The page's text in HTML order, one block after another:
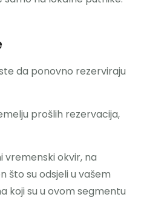
da ponovno rezerviraju
prošlih rezervacija,
okvir, na
što su odsjeli u vašem
koji su u ovom segmentu